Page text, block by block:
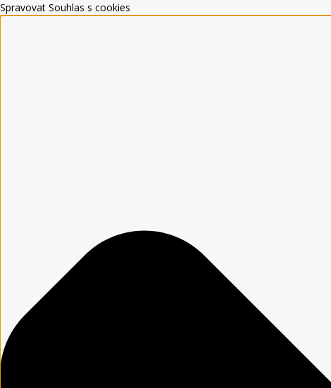
Spravovat Souhlas s cookies